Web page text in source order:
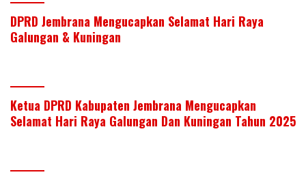
k p
DPRD Jembrana Mengucapkan Selamat Hari Raya
Galungan & Kuningan
Ketua DPRD Kabupaten Jembrana Mengucapkan
Selamat Hari Raya Galungan Dan Kuningan Tahun 2025